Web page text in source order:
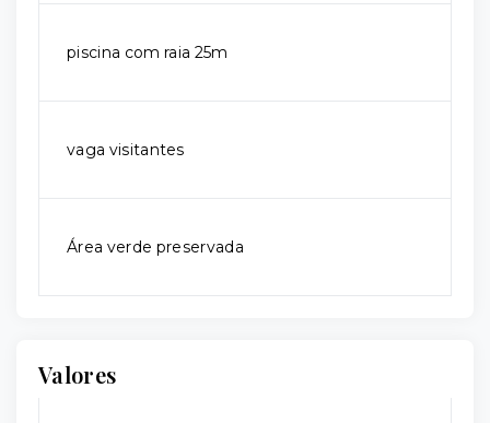
piscina com raia 25m
vaga visitantes
Área verde preservada
Valores